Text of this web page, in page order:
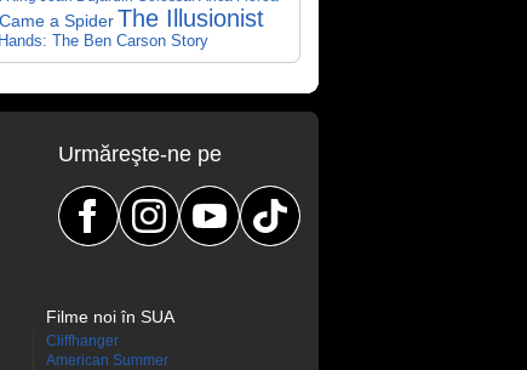
a SpiderThe Illusionist
The Ben Carson Story
Urmăreşte-ne pe
Filme noi în SUA
Cliffhanger
American Summer